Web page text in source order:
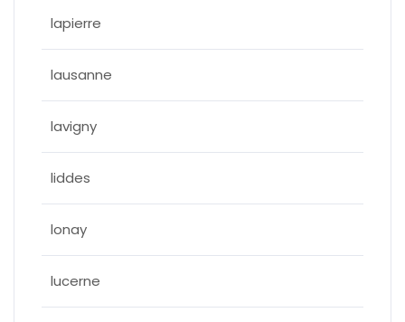
lapierre
lausanne
lavigny
liddes
lonay
lucerne